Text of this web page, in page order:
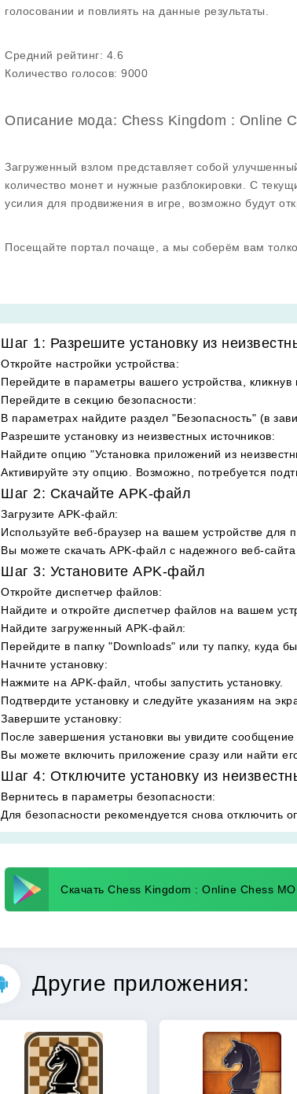
голосовании и повлиять на данные результаты.
Средний рейтинг: 4.6
Количество голосов: 9000
Описание мода: Chess Kingdom : Online
Загруженный взлом представляет собой
количество монет и нужные разблокировки. С
усилия для продвижения в игре, возможно будут
Посещайте портал почаще, а мы соберём вам
Шаг 1: Разрешите установку из
Откройте настройки устройства:
Перейдите в параметры вашего устройства, кликнув
Перейдите в секцию безопасности:
В параметрах найдите раздел "Безопасность" (в
Разрешите установку из неизвестных источников:
Найдите опцию "Установка приложений из
Активируйте эту опцию. Возможно, потребуется
Шаг 2: Скачайте APK-файл
Загрузите APK-файл:
Используйте веб-браузер на вашем устройстве для
Вы можете скачать APK-файл с надежного веб-
Шаг 3: Установите APK-файл
Откройте диспетчер файлов:
Найдите и откройте диспетчер файлов на вашем
Найдите загруженный APK-файл:
Перейдите в папку "Downloads" или ту папку, куда
Начните установку:
Нажмите на APK-файл, чтобы запустить установку.
Подтвердите установку и следуйте указаниям на
Завершите установку:
После завершения установки вы увидите сообщение
Вы можете включить приложение сразу или найти
Шаг 4: Отключите установку из
Вернитесь в параметры безопасности:
Для безопасности рекомендуется снова отключить
Скачать Chess Kingdom : Online Chess
Другие приложения: